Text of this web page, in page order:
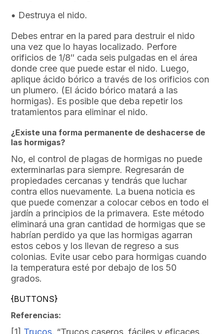
• Destruya el nido.
Debes entrar en la pared para destruir el nido
una vez que lo hayas localizado. Perfore
orificios de 1/8″ cada seis pulgadas en el área
donde cree que puede estar el nido. Luego,
aplique ácido bórico a través de los orificios con
un plumero. (El ácido bórico matará a las
hormigas). Es posible que deba repetir los
tratamientos para eliminar el nido.
¿Existe una forma permanente de deshacerse de
las hormigas?
No, el control de plagas de hormigas no puede
exterminarlas para siempre. Regresarán de
propiedades cercanas y tendrás que luchar
contra ellos nuevamente. La buena noticia es
que puede comenzar a colocar cebos en todo el
jardín a principios de la primavera. Este método
eliminará una gran cantidad de hormigas que se
habrían perdido ya que las hormigas agarran
estos cebos y los llevan de regreso a sus
colonias. Evite usar cebo para hormigas cuando
la temperatura esté por debajo de los 50
grados.
{BUTTONS}
Referencias: